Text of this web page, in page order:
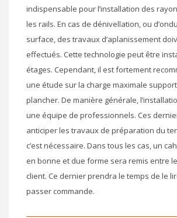
indispensable pour l’installation des
les rails. En cas de dénivellation, ou
surface, des travaux d’aplanissement
effectués. Cette technologie peut être
étages. Cependant, il est fortement
une étude sur la charge maximale
plancher. De manière générale,
une équipe de professionnels. Ces
anticiper les travaux de préparation du
c’est nécessaire. Dans tous les cas, un
en bonne et due forme sera remis entre
client. Ce dernier prendra le temps de le
passer commande.